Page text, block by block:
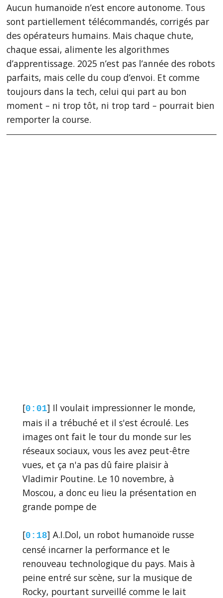
Aucun humanoïde n’est encore autonome. Tous
sont partiellement télécommandés, corrigés par
des opérateurs humains. Mais chaque chute,
chaque essai, alimente les algorithmes
d’apprentissage. 2025 n’est pas l’année des robots
parfaits, mais celle du coup d’envoi. Et comme
toujours dans la tech, celui qui part au bon
moment – ni trop tôt, ni trop tard – pourrait bien
remporter la course.
[0:01] Il voulait impressionner le monde,
mais il a trébuché et il s'est écroulé. Les
images ont fait le tour du monde sur les
réseaux sociaux, vous les avez peut-être
vues, et ça n'a pas dû faire plaisir à
Vladimir Poutine. Le 10 novembre, à
Moscou, a donc eu lieu la présentation en
grande pompe de
[0:18] A.I.Dol, un robot humanoïde russe
censé incarner la performance et le
renouveau technologique du pays. Mais à
peine entré sur scène, sur la musique de
Rocky, pourtant surveillé comme le lait